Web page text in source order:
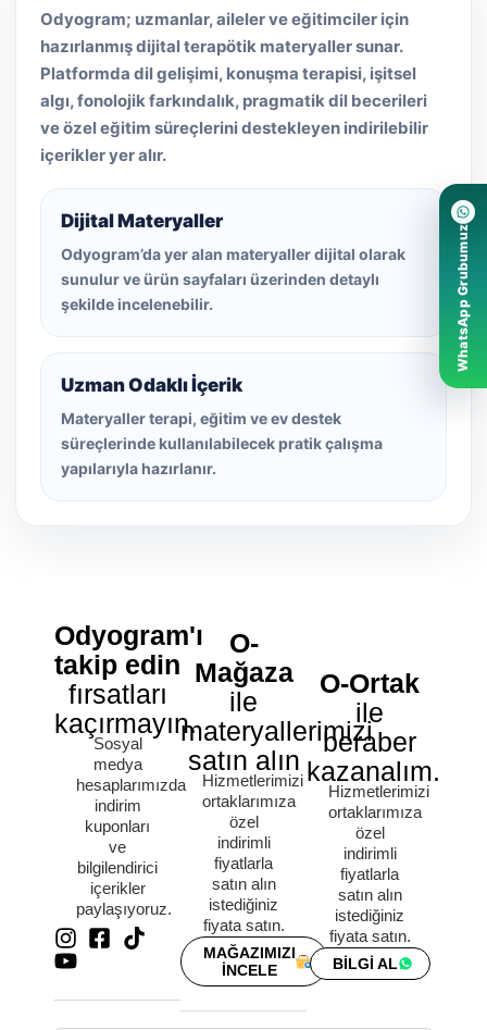
Odyogram; uzmanlar, aileler ve eğitimciler için
hazırlanmış dijital terapötik materyaller sunar.
Platformda dil gelişimi, konuşma terapisi, işitsel
algı, fonolojik farkındalık, pragmatik dil becerileri
ve özel eğitim süreçlerini destekleyen indirilebilir
içerikler yer alır.
Dijital Materyaller
Odyogram’da yer alan materyaller dijital olarak
sunulur ve ürün sayfaları üzerinden detaylı
şekilde incelenebilir.
Uzman Odaklı İçerik
Materyaller terapi, eğitim ve ev destek
süreçlerinde kullanılabilecek pratik çalışma
yapılarıyla hazırlanır.
Odyogram'ı
takip edin
fırsatları
kaçırmayın.
Sosyal
medya
hesaplarımızda
indirim
kuponları
ve
bilgilendirici
içerikler
paylaşıyoruz.
O-
Mağaza
ile
materyallerimizi
satın alın
Hizmetlerimizi
ortaklarımıza
özel
indirimli
fiyatlarla
satın alın
istediğiniz
fiyata satın.
MAĞAZIMIZI
İNCELE
O-Ortak
ile
beraber
kazanalım.
Hizmetlerimizi
ortaklarımıza
özel
indirimli
fiyatlarla
satın alın
istediğiniz
fiyata satın.
BİLGİ AL
WhatsApp Grubumuz